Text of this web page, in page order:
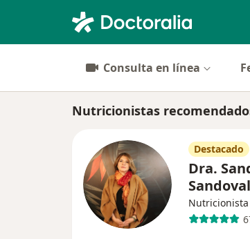
Consulta en línea
Nutricionistas
Destacado
Dra.
Sandoval
Nutricionista